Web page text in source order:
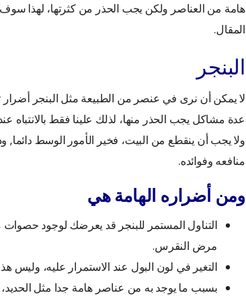
هامة من العناصر ولكن يجب الحذر من كثرتها، لهذا
المقال.
البنجر
لا يمكن أن نرى في عنصر من الطبيعة مثل البنجر
عدة مشاكل يجب الحذر منها، لذلك علينا فقط بالانتباه
ولا يجب أن ينقطع من البيت، فخير الأمور الوسط دائما,
منافعه وفوائده.
ومن أضراره الهامة هي
التناول المستمر للبنجر قد يعرضك لوجود
مرض النقرس.
التغير في لون البول عند الاستمرار عليه، وليس
بسبب ما يوجد به من عناصر هامة جدا مثل الحديد،